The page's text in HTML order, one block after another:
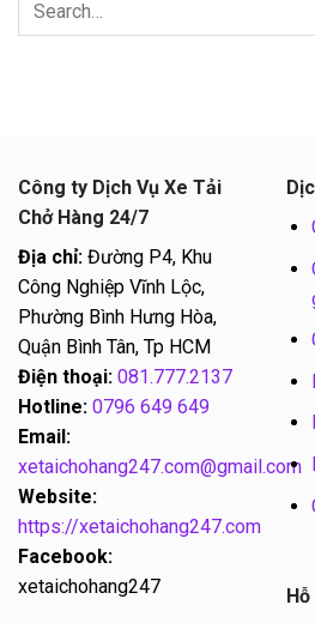
Công ty Dịch Vụ Xe Tải
Chở Hàng 24/7
Địa chỉ: Đường P4, Khu
Công Nghiệp Vĩnh Lộc,
Phường Bình Hưng Hòa,
Quận Bình Tân, Tp HCM
Điện thoại: 081.777.2137
Hotline: 0796 649 649
Email:
xetaichohang247.com@gmail.com
Website:
https://xetaichohang247.com
Facebook:
xetaichohang247